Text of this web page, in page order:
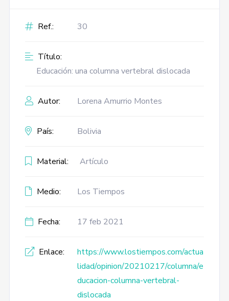
Ref.: 30
Título:
Educación: una columna vertebral dislocada
Autor: Lorena Amurrio Montes
País: Bolivia
Material: Artículo
Medio: Los Tiempos
Fecha: 17 feb 2021
Enlace:
https://www.lostiempos.com/actua
lidad/opinion/20210217/columna/e
ducacion-columna-vertebral-
dislocada